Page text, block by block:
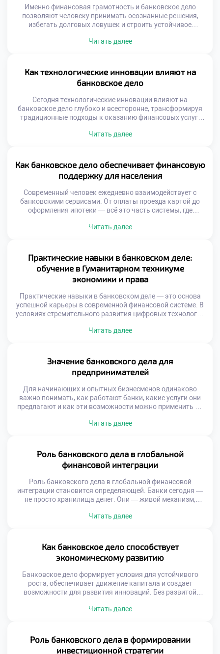
Именно финансовая грамотность и банковское дело
позволяют человеку принимать осознанные решения,
избегать долговых ловушек и строить устойчивое
работы банков, процентных ставок и условий
учреждения, включая техникумы, играют важную роль в
формировании финансовой культуры у молодёжи.
Программы […]
Читать далее
Как технологические инновации влияют на
банковское дело
Сегодня технологические инновации влияют на
банковское дело глубоко и всесторонне, трансформируя
традиционные подходы к оказанию финансовых услуг.
превращаются в цифровые платформы, где клиент
кликов. Раньше посещение отделения было
обязательным. Сейчас достаточно смартфона с
интернетом. Это […]
Читать далее
Как банковское дело обеспечивает финансовую
поддержку для населения
Современный человек ежедневно взаимодействует с
банковскими сервисами. От оплаты проезда картой до
оформления ипотеки — всё это часть системы, где
для населения. Эта поддержка особенно важна в периоды
значимыми. Банковская сфера сегодня — это не только
кассы и […]
Читать далее
Практические навыки в банковском деле:
обучение в Гуманитарном техникуме
экономики и права
Практические навыки в банковском деле — это основа
успешной карьеры в современной финансовой системе. В
условиях стремительного развития цифровых технологий
должны обладать не только теоретическими знаниями,
реализуется в Гуманитарном техникуме экономики и
права (ГТЭП) […]
Читать далее
Значение банковского дела для
предпринимателей
Для начинающих и опытных бизнесменов одинаково
важно понимать, как работают банки, какие услуги они
предлагают и как эти возможности можно применить на
использование онлайн-банкинга — всё это элементы,
взвешенные финансовые решения, избегать ошибок и
выстраивать долгосрочные стратегии […]
Читать далее
Роль банковского дела в глобальной
финансовой интеграции
Роль банковского дела в глобальной финансовой
интеграции становится определяющей. Банки сегодня —
не просто хранилища денег. Они — живой механизм,
предпринимателей в единую финансовую сеть. Без их
Финансовая интеграция означает свободное
перемещение средств, унификацию стандартов и
взаимопонимание между […]
Читать далее
Как банковское дело способствует
экономическому развитию
Банковское дело формирует условия для устойчивого
роста, обеспечивает движение капитала и создает
возможности для развития инноваций. Без развитой
страну с динамичной экономикой. Каждый вклад,
средства, превращают их в инвестиции и направляют
туда, где они нужны […]
Читать далее
Роль банковского дела в формировании
инвестиционной стратегии